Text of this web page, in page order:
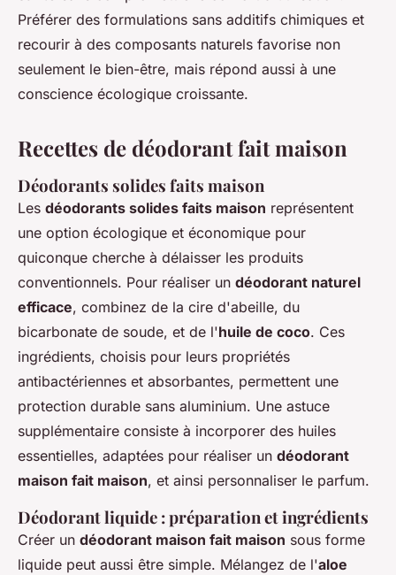
Préférer des formulations sans additifs chimiques et
recourir à des composants naturels favorise non
seulement le bien-être, mais répond aussi à une
conscience écologique croissante.
Recettes de déodorant fait maison
Déodorants solides faits maison
Les déodorants solides faits maison représentent
une option écologique et économique pour
quiconque cherche à délaisser les produits
conventionnels. Pour réaliser un déodorant naturel
efficace, combinez de la cire d'abeille, du
bicarbonate de soude, et de l'huile de coco. Ces
ingrédients, choisis pour leurs propriétés
antibactériennes et absorbantes, permettent une
protection durable sans aluminium. Une astuce
supplémentaire consiste à incorporer des huiles
essentielles, adaptées pour réaliser un déodorant
maison fait maison, et ainsi personnaliser le parfum.
Déodorant liquide : préparation et ingrédients
Créer un déodorant maison fait maison sous forme
liquide peut aussi être simple. Mélangez de l'aloe